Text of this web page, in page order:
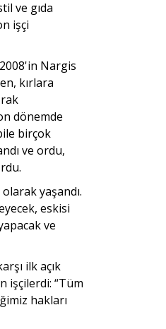
ve gıda
işçi
Nargis
kırlara
dönemde
birçok
ve ordu,
yaşandı.
eskisi
ve
ilk açık
işçilerdi: “Tüm
hakları